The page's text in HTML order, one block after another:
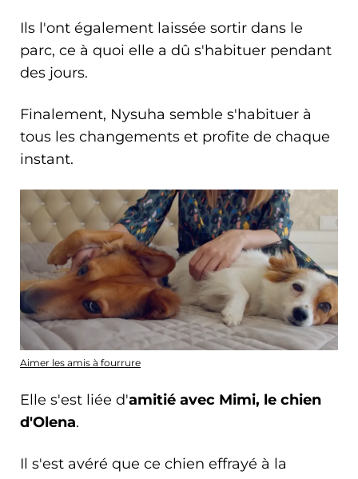
Ils l'ont également laissée sortir dans le
parc, ce à quoi elle a dû s'habituer pendant
des jours.
Finalement, Nysuha semble s'habituer à
tous les changements et profite de chaque
instant.
Aimer les amis à fourrure
Elle s'est liée d'amitié avec Mimi, le chien
d'Olena.
Il s'est avéré que ce chien effrayé à la